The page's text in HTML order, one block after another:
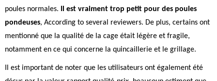
poules normales.
Il est vraiment trop petit pour des poules
pondeuses, According to several reviewers. De plus, certains ont
mentionné que la qualité de la cage était légère et fragile,
notamment en ce qui concerne la quincaillerie et le grillage.
Il est important de noter que les utilisateurs ont également été